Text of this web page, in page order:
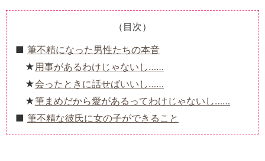
（目次）
筆不精になった男性たちの本音
用事があるわけじゃないし……
会ったときに話せばいいし……
筆まめだから愛があるってわけじゃないし……
筆不精な彼氏に女の子ができること